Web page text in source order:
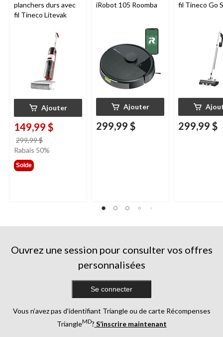
planchers durs avec
fil Tineco Litevak
Ajouter
149,99 $
299,99 $
était
Rabais 50%
Solde
iRobot 105 Roomba
Ajouter
299,99 $
fil Tineco Go
299,99 $
Ouvrez une session pour consulter vos offres
personnalisées
Se connecter
Vous n’avez pas d’identifiant Triangle ou de carte Récompenses
TriangleMD? S’inscrire maintenant